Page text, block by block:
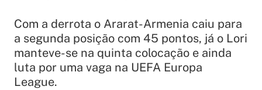
Com a derrota o Ararat-Armenia caiu para
a segunda posição com 45 pontos, já o Lori
manteve-se na quinta colocação e ainda
luta por uma vaga na UEFA Europa
League.